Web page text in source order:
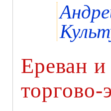
Ереван
торгово-